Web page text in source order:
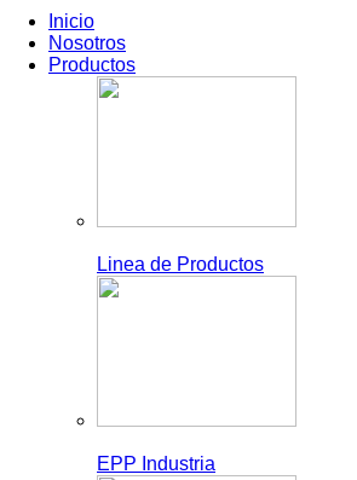
Inicio
Nosotros
Productos
Linea de Productos
EPP Industria